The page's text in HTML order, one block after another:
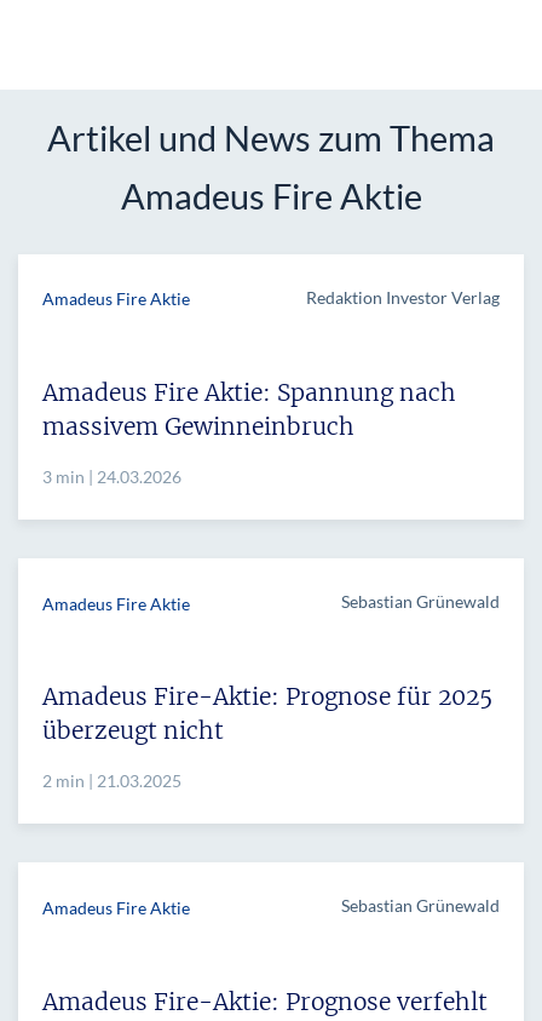
Artikel und News zum Thema
Amadeus Fire Aktie
Amadeus Fire Aktie Redaktion Investor Verlag
Amadeus Fire Aktie: Spannung nach
massivem Gewinneinbruch
3 min | 24.03.2026
Amadeus Fire Aktie Sebastian Grünewald
Amadeus Fire-Aktie: Prognose für 2025
überzeugt nicht
2 min | 21.03.2025
Amadeus Fire Aktie Sebastian Grünewald
Amadeus Fire-Aktie: Prognose verfehlt